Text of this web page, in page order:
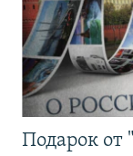
Подарок от